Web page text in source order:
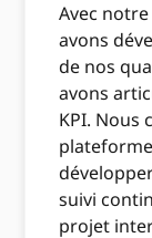
Avec
avons
de nos
avons
KPI. Nous
suivi
projet